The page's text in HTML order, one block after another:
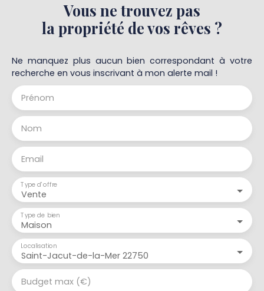
Vous ne trouvez pas
la propriété de vos rêves ?
Ne manquez plus aucun bien correspondant à votre
recherche en vous inscrivant à mon alerte mail !
Prénom
Nom
Email
Vente
Type d'offre
Maison
Type de bien
Saint-Jacut-de-la-Mer 22750
Localisation
Budget max (€)